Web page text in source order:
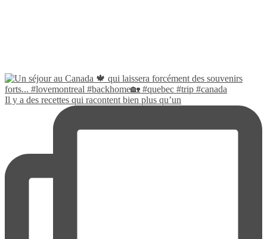
Il y a des recettes qui racontent bien plus qu’un